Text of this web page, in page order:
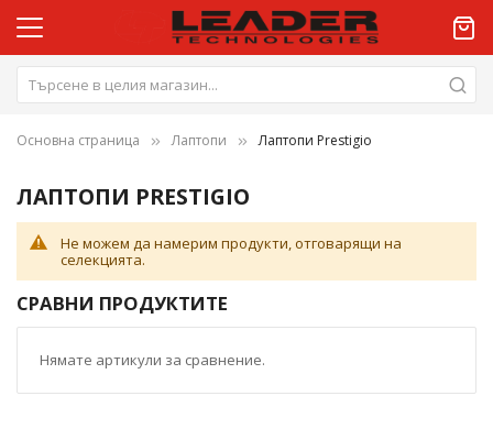
Основна страница Лаптопи Лаптопи Prestigio
ЛАПТОПИ PRESTIGIO
Не можем да намерим продукти, отговарящи на
селекцията.
СРАВНИ ПРОДУКТИТЕ
Нямате артикули за сравнение.